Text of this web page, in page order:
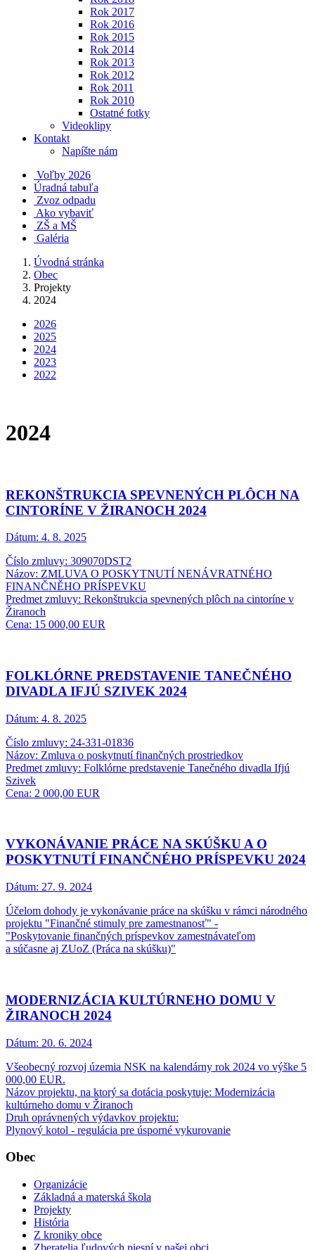
Rok 2017
Rok 2016
Rok 2015
Rok 2014
Rok 2013
Rok 2012
Rok 2011
Rok 2010
Ostatné fotky
Videoklipy
Kontakt
Napíšte nám
Voľby 2026
Úradná tabuľa
Zvoz odpadu
Ako vybaviť
ZŠ a MŠ
Galéria
Úvodná stránka
Obec
Projekty
2024
2026
2025
2024
2023
2022
2024
REKONŠTRUKCIA SPEVNENÝCH PLÔCH NA
CINTORÍNE V ŽIRANOCH 2024
Dátum: 4. 8. 2025
Číslo zmluvy: 309070DST2
Názov: ZMLUVA O POSKYTNUTÍ NENÁVRATNÉHO
FINANČNĚHO PRÍSPEVKU
Predmet zmluvy: Rekonštrukcia spevnených plôch na cintoríne v
Žiranoch
Cena: 15 000,00 EUR
FOLKLÓRNE PREDSTAVENIE TANEČNÉHO
DIVADLA IFJÚ SZIVEK 2024
Dátum: 4. 8. 2025
Číslo zmluvy: 24-331-01836
Názov: Zmluva o poskytnutí finančných prostriedkov
Predmet zmluvy: Folklórne predstavenie Tanečného divadla Ifjú
Szivek
Cena: 2 000,00 EUR
VYKONÁVANIE PRÁCE NA SKÚŠKU A O
POSKYTNUTÍ FINANČNÉHO PRÍSPEVKU 2024
Dátum: 27. 9. 2024
Účelom dohody je vykonávanie práce na skúšku v rámci národného
projektu "Finančné stimuly pre zamestnanosť" -
"Poskytovanie finančných príspevkov zamestnávateľom
a súčasne aj ZUoZ (Práca na skúšku)"
MODERNIZÁCIA KULTÚRNEHO DOMU V
ŽIRANOCH 2024
Dátum: 20. 6. 2024
Všeobecný rozvoj územia NSK na kalendárny rok 2024 vo výške 5
000,00 EUR.
Názov projektu, na ktorý sa dotácia poskytuje: Modernizácia
kultúrneho domu v Žiranoch
Druh oprávnených výdavkov projektu:
Plynový kotol - regulácia pre úsporné vykurovanie
Obec
Organizácie
Základná a materská škola
Projekty
História
Z kroniky obce
Zberatelia ľudových piesní v našej obci